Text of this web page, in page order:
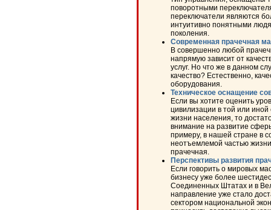
поворотными
переключатели являются
интуитивно понятными
поколения.
Современная прачечная
В совершенно любой
напрямую зависит от
услуг. Но что же в данном
качество? Естественно,
оборудования.
Техническое оснащение
Если вы хотите оценить
цивилизации в той или иной
жизни населения, то
внимание на развитие
примеру, в нашей стране в
неотъемлемой частью
прачечная.
Перспективы развития
Если говорить о мировых
бизнесу уже более
Соединенных Штатах и в
направление уже стало
сектором национальной